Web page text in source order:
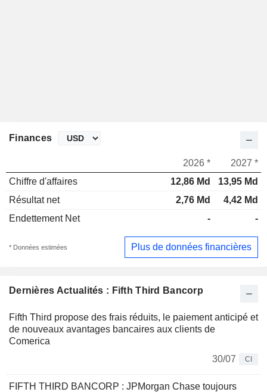
Dernières Actualités : Fifth Third Bancorp
Fifth Third propose des frais réduits, le paiement anticipé et
de nouveaux avantages bancaires aux clients de
Comerica
30/07
CI
FIFTH THIRD BANCORP : JPMorgan Chase toujours
Finances
2026 *
2027 *
Chiffre d'affaires
12,86 Md
13,95 Md
Résultat net
2,76 Md
4,42 Md
Endettement Net
- -
* Données estimées Plus de données financières